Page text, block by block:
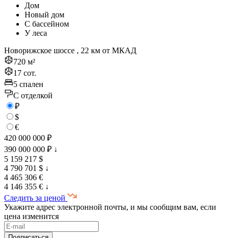
Дом
Новый дом
С бассейном
У леса
Новорижское шоссе , 22 км от МКАД
720 м²
17 сот.
5 спален
C отделкой
₽
$
€
420 000 000 ₽
390 000 000 ₽ ↓
5 159 217 $
4 790 701 $ ↓
4 465 306 €
4 146 355 € ↓
Следить за ценой
Укажите адрес электронной почты, и мы сообщим вам, если
цена изменится